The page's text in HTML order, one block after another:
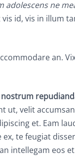
adolescens ne
id, vis in illum
an.
ut, velit
et. Eam
te feugiat
intellegam eos